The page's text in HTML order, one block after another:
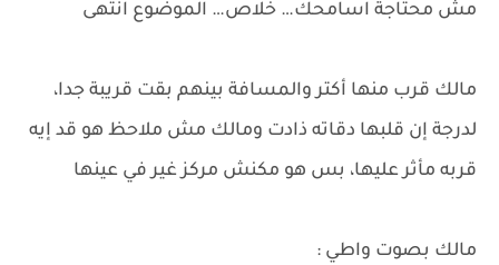
مش محتاجة اسامحك… خلاص… الموضوع انتهى
مالك قرب منها أكتر والمسافة بينهم بقت قريبة جدا،
لدرجة إن قلبها دقاته ذادت ومالك مش ملاحظ هو قد إيه
قربه مأثر عليها، بس هو مكنش مركز غير في عينها
مالك بصوت واطي :